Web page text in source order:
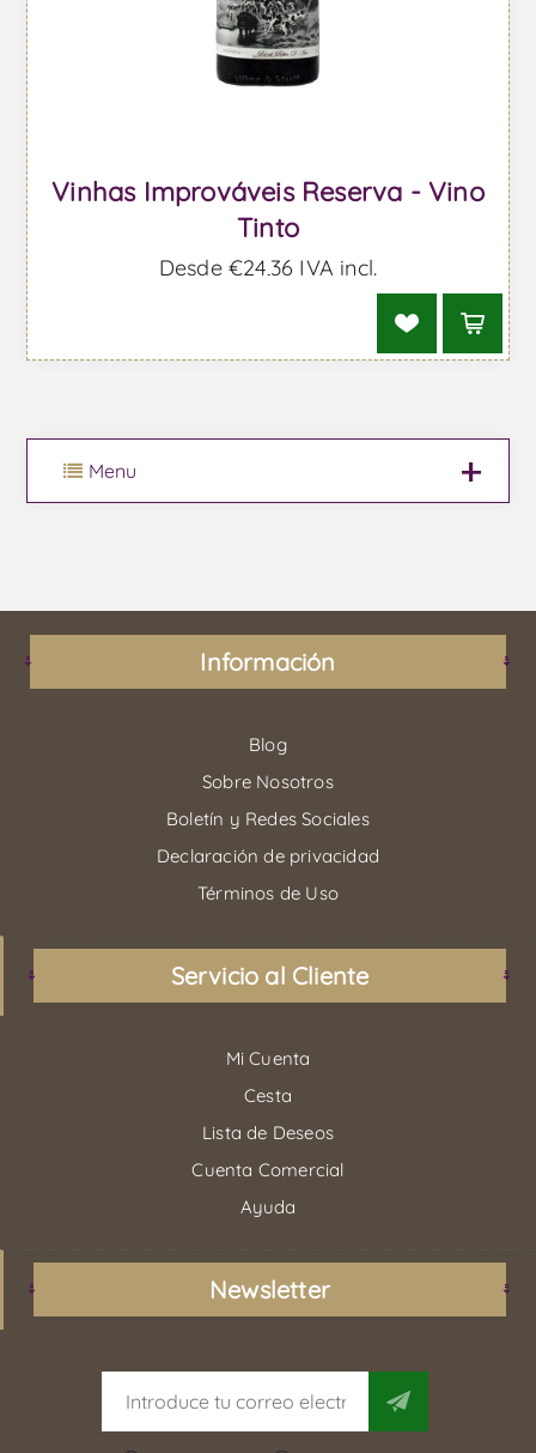
Vinhas Improváveis Reserva - Vino
Tinto
Desde €24,36 IVA incl.
Menu
Información
Blog
Sobre Nosotros
Boletín y Redes Sociales
Declaración de privacidad
Términos de Uso
Servicio al Cliente
Mi Cuenta
Cesta
Lista de Deseos
Cuenta Comercial
Ayuda
Newsletter